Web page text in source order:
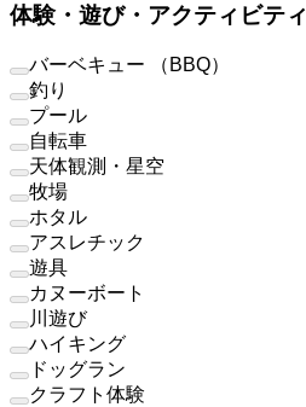
体験・遊び・アクティビティ
バーベキュー （BBQ）
釣り
プール
自転車
天体観測・星空
牧場
ホタル
アスレチック
遊具
カヌーボート
川遊び
ハイキング
ドッグラン
クラフト体験